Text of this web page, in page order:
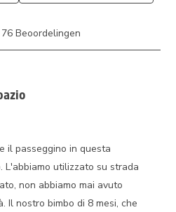
Beoordelingen
il passeggino in questa
L'abbiamo utilizzato su strada
non abbiamo mai avuto
Il nostro bimbo di 8 mesi, che